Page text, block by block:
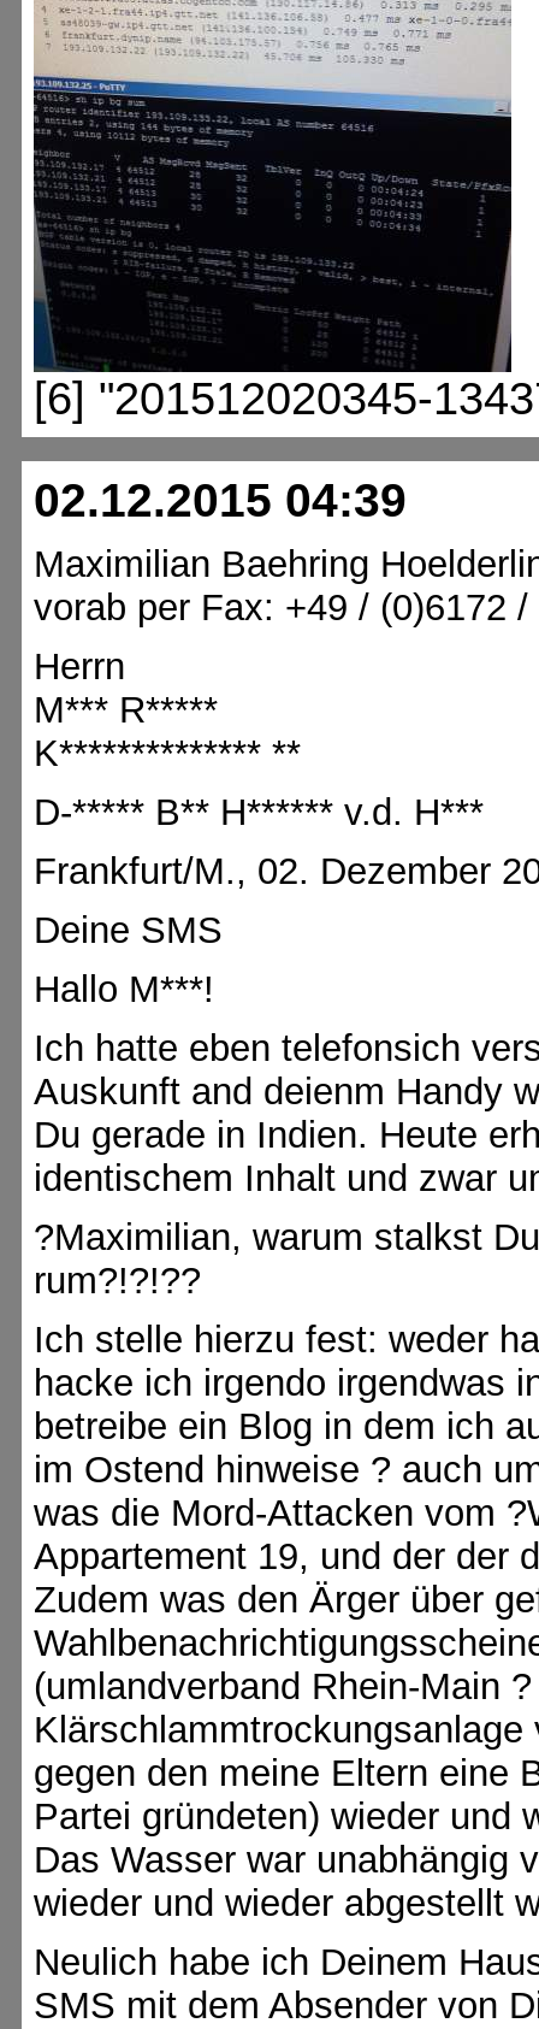
[6] "201512020345-
02.12.2015 04:39
Maximilian Baehring
vorab per Fax: +49 / (0)6172 /
Herrn
M*** R*****
K************** **
D-***** B** H****** v.d. H***
Frankfurt/M., 02. Dezember
Deine SMS
Hallo M***!
Ich hatte eben telefonsich
Auskunft and deienm Handy
Du gerade in Indien. Heute
identischem Inhalt und zwar
?Maximilian, warum stalkst
rum?!?!??
Ich stelle hierzu fest: weder
hacke ich irgendo irgendwas
betreibe ein Blog in dem ich
im Ostend hinweise ? auch
was die Mord-Attacken vom
Appartement 19, und der der
Zudem was den Ärger über
(umlandverband Rhein-Main
gegen den meine Eltern eine
Partei gründeten) wieder und
Das Wasser war unabhängig
wieder und wieder abgestellt
Neulich habe ich Deinem
SMS mit dem Absender von